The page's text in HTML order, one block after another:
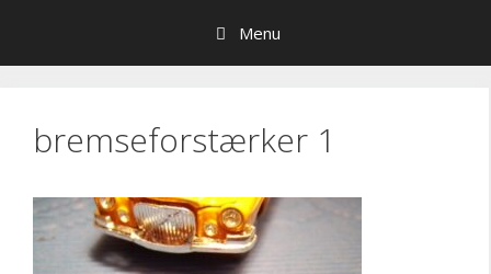
indhold
Menu
bremseforstærker 1